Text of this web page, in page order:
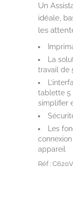
Un
idéale,
les
La
travail de
tablette 5
simplifier
Les
connexion
appareil
Réf :